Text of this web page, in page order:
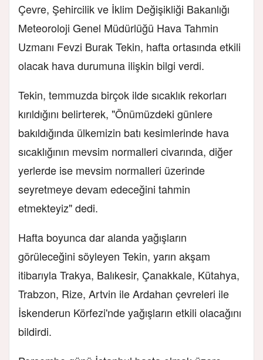
Çevre, Şehircilik ve İklim Değişikliği Bakanlığı
Meteoroloji Genel Müdürlüğü Hava Tahmin
Uzmanı Fevzi Burak Tekin, hafta ortasında etkili
olacak hava durumuna ilişkin bilgi verdi.
Tekin, temmuzda birçok ilde sıcaklık rekorları
kırıldığını belirterek, "Önümüzdeki günlere
bakıldığında ülkemizin batı kesimlerinde hava
sıcaklığının mevsim normalleri civarında, diğer
yerlerde ise mevsim normalleri üzerinde
seyretmeye devam edeceğini tahmin
etmekteyiz" dedi.
Hafta boyunca dar alanda yağışların
görüleceğini söyleyen Tekin, yarın akşam
itibarıyla Trakya, Balıkesir, Çanakkale, Kütahya,
Trabzon, Rize, Artvin ile Ardahan çevreleri ile
İskenderun Körfezi'nde yağışların etkili olacağını
bildirdi.